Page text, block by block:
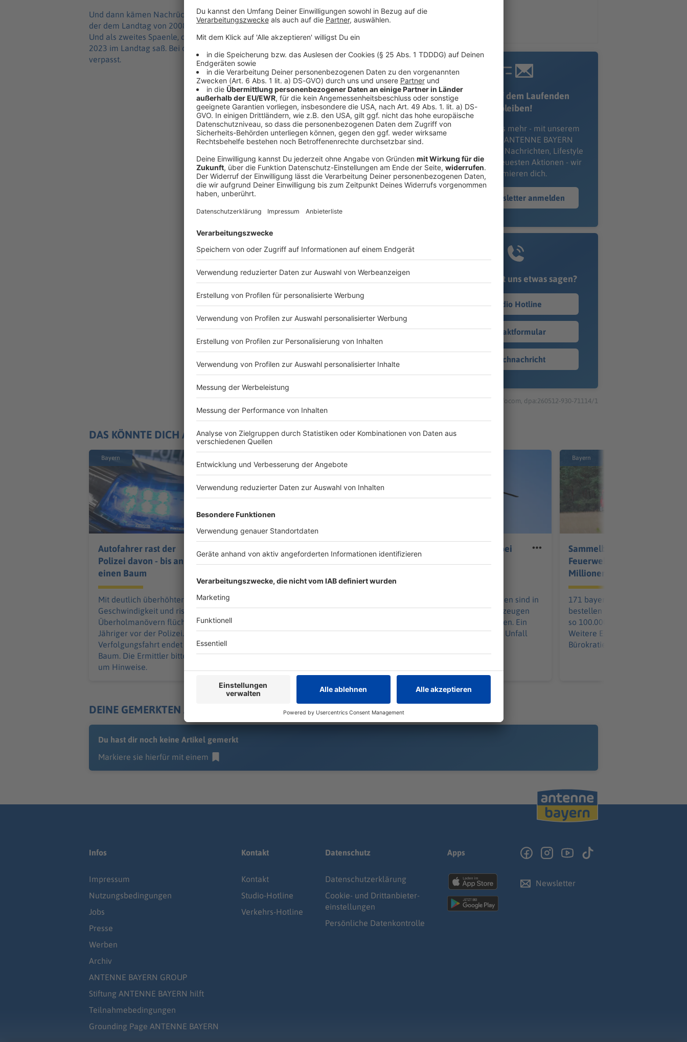
Und dann kämen Nachrücker über die CSU-Oberbayern-Liste zum Zug. Als erstes Lorenz,
der dem Landtag von 2008 bis 2018 sowie als Nachrücker von 2022 bis 2023 angehörte.
Und als zweites Spaenle, der von 1994 bis 2018 und dann – als Nachrücker – von 2020 bis
2023 im Landtag saß. Bei der Landtagswahl 2023 hatten beide den direkten Wiedereinzug
verpasst.
Immer auf dem Laufenden
bleiben!
Verpass' nichts mehr - mit unserem
kostenlosen ANTENNE BAYERN
Newsletter. Ob Nachrichten, Lifestyle
oder unsere neuesten Aktionen - wir
informieren dich.
Zum Newsletter anmelden
Du möchtest uns etwas sagen?
Studio Hotline
Kontaktformular
Sprachnachricht
© dpa-infocom, dpa:260512-930-71114/1
DAS KÖNNTE DICH AUCH INTERESSIEREN
Bayern
Autofahrer rast der
Polizei davon - bis an
einen Baum
Mit deutlich überhöhter
Geschwindigkeit und riskanten
Überholmanövern flüchtet ein 24-
Jähriger vor der Polizei. Die
Verfolgungsfahrt endet an einem
Baum. Die Ermittler bitten Zeugen
um Hinweise.
Trotz 2:0-Vorsprung:
Kein 1860-Sieg zur
ereignisreiche Heimpremiere in
ein sehenswerter Außenrist – und
München doch nicht zum Heimsieg.
Fünf Schwerverletzte bei
Verkehrsunfall bei
Zwei Fahrer aus Tschechien sind in
Ostbayern mit ihren Fahrzeugen
frontal zusammengestoßen. Ein
drittes Auto wurde in den Unfall
Bayern
Sammelbestellung für
Feuerwehrautos soll
Millionen sparen
171 bayerische Kommunen
bestellen gemeinsam - und
so 100.000 pro Löschfahrzeug.
Weitere Einsparungen in der
Bürokratie kommen hinzu.
DEINE GEMERKTEN ARTIKEL
Du hast dir noch keine Artikel gemerkt
Markiere sie hierfür mit einem
Infos
Impressum
Nutzungsbedingungen
Jobs
Presse
Werben
Archiv
ANTENNE BAYERN GROUP
Stiftung ANTENNE BAYERN hilft
Teilnahmebedingungen
Grounding Page ANTENNE BAYERN
Kontakt
Kontakt
Studio-Hotline
Verkehrs-Hotline
Datenschutz
Datenschutz­erklärung
Cookie- und Drittanbieter-
einstellungen
Persönliche Datenkontrolle
Apps
Newsletter